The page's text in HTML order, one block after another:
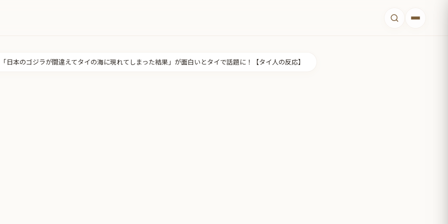
日本のゴジラが間違えてタイの海に現れてしまった結果」が面白いとタイで話題に！【タイ人の反応】